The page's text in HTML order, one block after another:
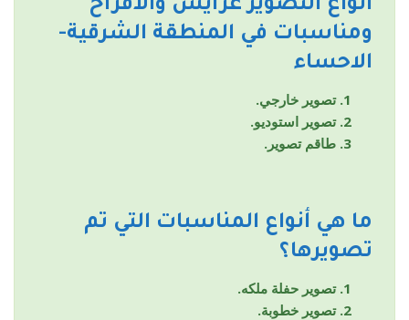
أنواع التصوير عرايس والافراح
ومناسبات في المنطقة الشرقية-
الاحساء
تصوير خارجي.
تصوير استوديو.
طاقم تصوير.
ما هي أنواع المناسبات التي تم
تصويرها؟
تصوير حفلة ملكه.
تصوير خطوبة.